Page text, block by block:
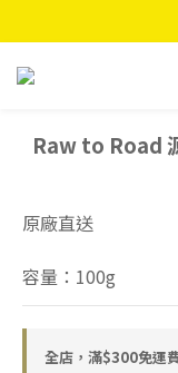
Raw to Road
原廠直送
容量：100g
全店，滿$300免運